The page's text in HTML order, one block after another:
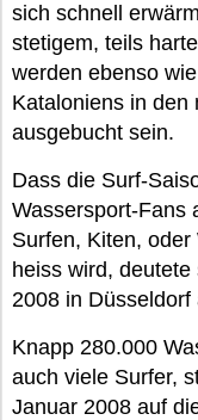
sich schnell
stetigem, teils
werden ebenso
Kataloniens in den
ausgebucht sein.
Dass die Surf-
Wassersport-Fans
Surfen, Kiten,
heiss wird,
2008 in Düsseldorf
Knapp 280.000
auch viele Surfer,
Januar 2008 auf